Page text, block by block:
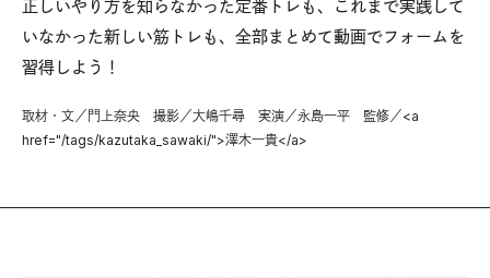
正しいやり方を知らなかった定番トレも、これまで実践して
いなかった新しい筋トレも、全部まとめて動画でフォームを
習得しよう！
取材・文／門上奈央 撮影／大嶋千尋 実演／永島一平 監修／<a
href="/tags/kazutaka_sawaki/">澤木一貴</a>